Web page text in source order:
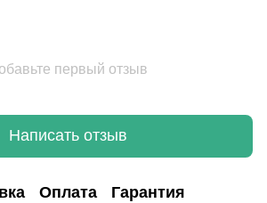
первый отзыв
Написать отзыв
Оплата Гарантия